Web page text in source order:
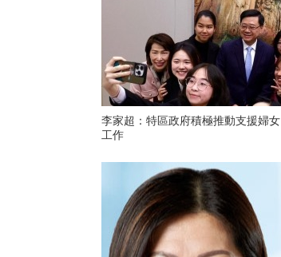
李家超：特區政府積極推動支援婦女
工作